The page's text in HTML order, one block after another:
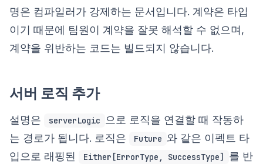
명은 컴파일러가 강제하는 문서입니다. 계약은 타입
이기 때문에 팀원이 계약을 잘못 해석할 수 없으며,
계약을 위반하는 코드는 빌드되지 않습니다.
서버 로직 추가
설명은 serverLogic
으로 로직을 연결할 때 작동하
는 경로가 됩니다. 로직은
Future 와 같은 이펙트 타
입으로 래핑된
Either[ErrorType, SuccessType]
를 반